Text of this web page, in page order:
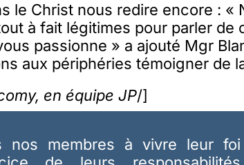
le Christ nous redire encore : «
à fait légitimes pour parler de
passionne » a ajouté Mgr
aux périphéries témoigner de
en équipe JP/]
nos membres à vivre leur foi